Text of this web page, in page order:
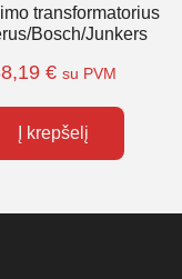
transformatorius
Bosch/Junkers
€ su PVM
Į krepšelį